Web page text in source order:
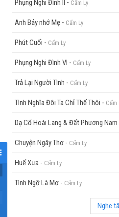
Phụng Nghi Đình II - Cẩm Ly
Anh Bảy nhớ Mẹ - Cẩm Ly
Phút Cuối - Cẩm Ly
Phụng Nghi Đình VI - Cẩm Ly
Trả Lại Người Tình - Cẩm Ly
Tình Nghĩa Đôi Ta Chỉ Thế Thôi - Cẩm
Dạ Cổ Hoài Lang & Đất Phương Nam
Chuyện Ngây Thơ - Cẩm Ly
Huế Xưa - Cẩm Ly
Tình Ngỡ Là Mơ - Cẩm Ly
Nghe